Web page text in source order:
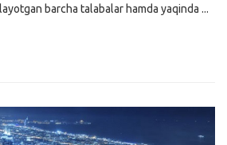
barcha talabalar hamda yaqinda ...